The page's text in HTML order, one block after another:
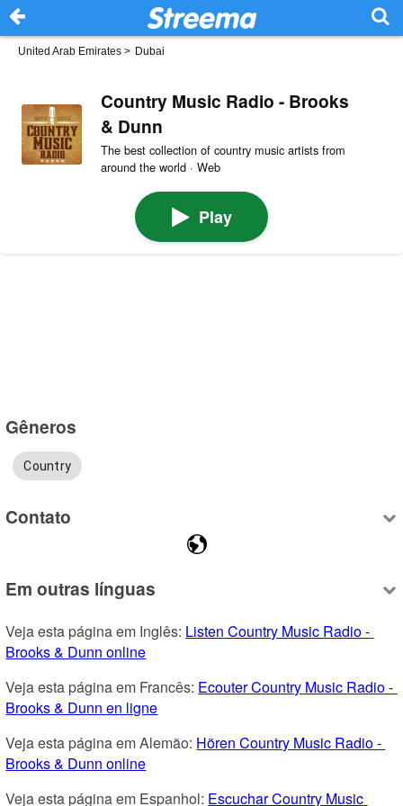
United Arab Emirates > Dubai
Country Music Radio - Brooks
& Dunn
The best collection of country music artists from
around the world · Web
Play
Gêneros
Country
Contato
Em outras línguas
Veja esta página em Inglês: Listen Country Music Radio -
Brooks & Dunn online
Veja esta página em Francês: Ecouter Country Music Radio -
Brooks & Dunn en ligne
Veja esta página em Alemão: Hören Country Music Radio -
Brooks & Dunn online
Veja esta página em Espanhol: Escuchar Country Music